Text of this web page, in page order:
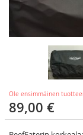
Ole ensimmäinen
89,00 €